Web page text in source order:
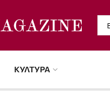
КУЛТУРА